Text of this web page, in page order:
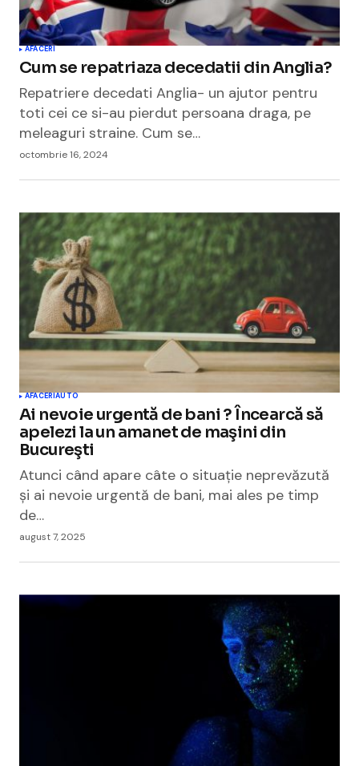
AFACERI
Cum se repatriaza decedatii din Anglia?
Repatriere decedati Anglia- un ajutor pentru
toti cei ce si-au pierdut persoana draga, pe
meleaguri straine. Cum se…
octombrie 16, 2024
AFACERIAUTO
Ai nevoie urgentă de bani ? Încearcă să
apelezi la un amanet de maşini din
Bucureşti
Atunci când apare câte o situaţie neprevăzută
şi ai nevoie urgentă de bani, mai ales pe timp
de…
august 7, 2025